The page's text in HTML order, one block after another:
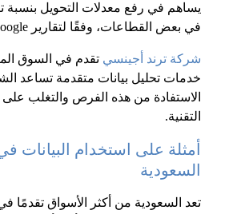
في بعض القطاعات، وفقًا لتقارير Google وStatista .
شركة ترند أجينسي تقدم في السوق
خدمات تحليل بيانات متقدمة تساعد
الاستفادة من هذه الفرص والتغلب على
التقنية.
أمثلة على استخدام البيانات
السعودية
تعد السعودية من أكثر الأسواق تقدمًا